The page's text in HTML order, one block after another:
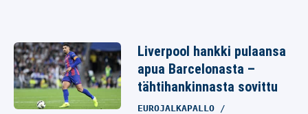
Liverpool hankki pulaansa
apua Barcelonasta –
tähtihankinnasta sovittu
EUROJALKAPALLO